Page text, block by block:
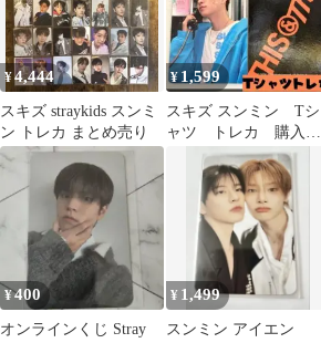
¥4,444
スキズ straykids スンミ
ン トレカ まとめ売り
¥ 1,599
スキズ スンミン Tシ
ャツ トレカ 購入特
典 ポップアップ E457
¥ 400
オンラインくじ Stray
¥ 1,499
スンミン アイエン